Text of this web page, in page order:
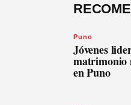
Puno
Jóvenes
matrimonio
en Puno